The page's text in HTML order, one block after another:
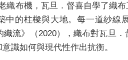
中的柱樑與大地。每一道紗
織流》（2020），織布對瓦旦
意識如何與現代性作出抗衡。